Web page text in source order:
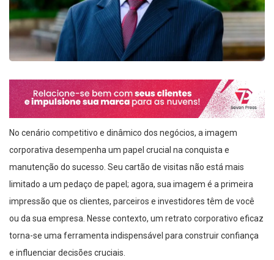
No cenário competitivo e dinâmico dos negócios, a imagem
corporativa desempenha um papel crucial na conquista e
manutenção do sucesso. Seu cartão de visitas não está mais
limitado a um pedaço de papel; agora, sua imagem é a primeira
impressão que os clientes, parceiros e investidores têm de você
ou da sua empresa. Nesse contexto, um retrato corporativo eficaz
torna-se uma ferramenta indispensável para construir confiança
e influenciar decisões cruciais.